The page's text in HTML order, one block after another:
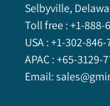
Selbyville,
Toll free :+1-888-
USA :+1-302-846-
APAC :+65-3129-
Email: